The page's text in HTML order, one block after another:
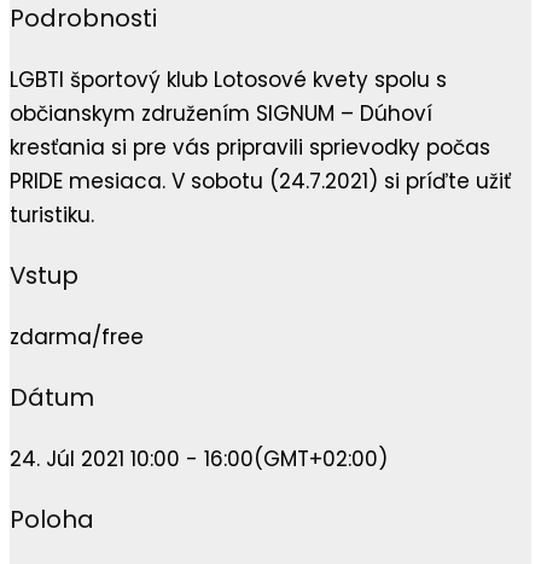
Podrobnosti
LGBTI športový klub Lotosové kvety spolu s
občianskym združením SIGNUM – Dúhoví
kresťania si pre vás pripravili sprievodky počas
PRIDE mesiaca. V sobotu (24.7.2021) si príďte užiť
turistiku.
Vstup
zdarma/free
Dátum
24. Júl 2021 10:00 - 16:00(GMT+02:00)
Poloha